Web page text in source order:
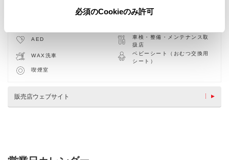
必須のCookieのみ許可
バリアフリー/多目的トイレ WiFi
AED
車検・整備・メンテナンス取
扱店
WAX洗車
ベビーシート（おむつ交換用
シート）
喫煙室
販売店ウェブサイト